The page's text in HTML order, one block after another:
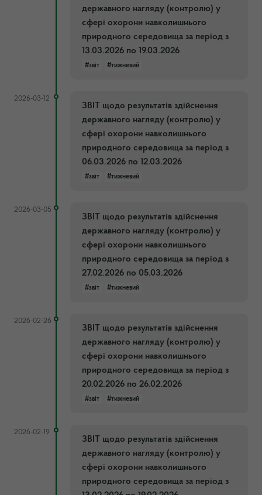
державного нагляду (контролю) у
сфері охорони навколишнього
природного середовища за період з
13.03.2026 по 19.03.2026
#звіт #тижневий
2026-03-12
ЗВІТ щодо результатів здійснення
державного нагляду (контролю) у
сфері охорони навколишнього
природного середовища за період з
06.03.2026 по 12.03.2026
#звіт #тижневий
2026-03-05
ЗВІТ щодо результатів здійснення
державного нагляду (контролю) у
сфері охорони навколишнього
природного середовища за період з
27.02.2026 по 05.03.2026
#звіт #тижневий
2026-02-26
ЗВІТ щодо результатів здійснення
державного нагляду (контролю) у
сфері охорони навколишнього
природного середовища за період з
20.02.2026 по 26.02.2026
#звіт #тижневий
2026-02-19
ЗВІТ щодо результатів здійснення
державного нагляду (контролю) у
сфері охорони навколишнього
природного середовища за період з